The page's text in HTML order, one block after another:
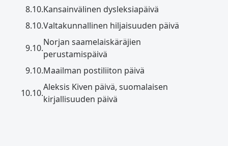
8.10.Kansainvälinen dysleksiapäivä
8.10.Valtakunnallinen hiljaisuuden päivä
9.10.
Norjan saamelaiskäräjien
perustamispäivä
9.10.Maailman postiliiton päivä
10.10.
Aleksis Kiven päivä, suomalaisen
kirjallisuuden päivä